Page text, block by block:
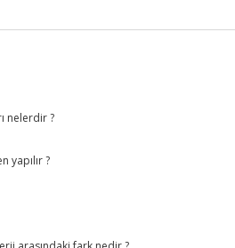
nelerdir ?
yapılır ?